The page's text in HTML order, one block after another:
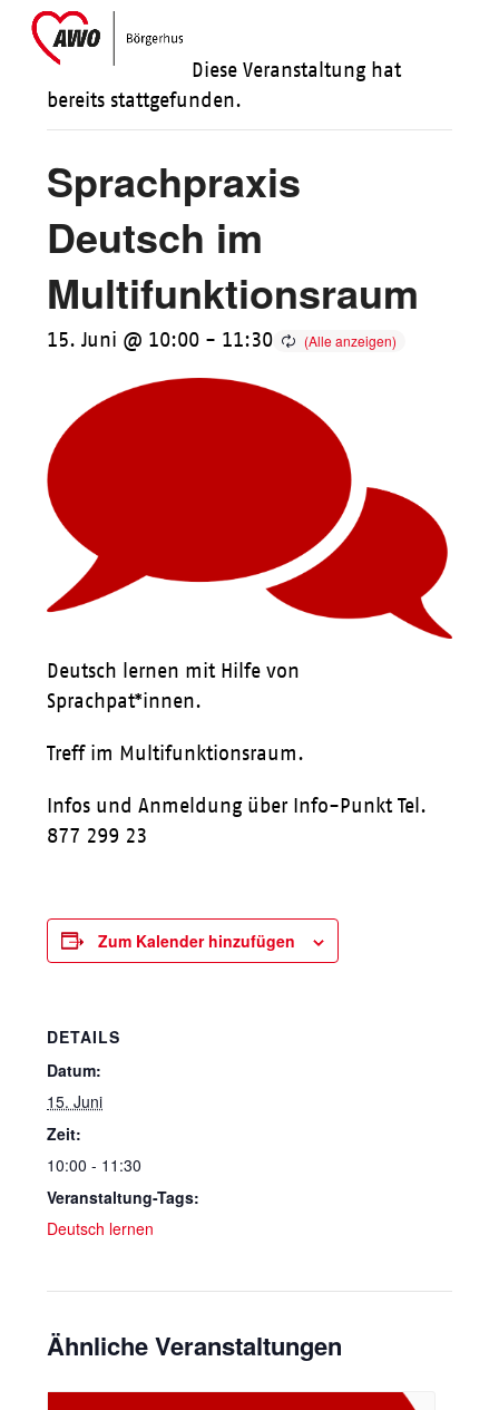
SkipOpen
mobile
Close
mobile
Diese Veranstaltung hat
bereits stattgefunden.
Sprachpraxis
Deutsch im
Multifunktionsraum
15. Juni @ 10:00 - 11:30
Deutsch lernen mit Hilfe von
Sprachpat*innen.
Treff im Multifunktionsraum.
Infos und Anmeldung über Info-Punkt Tel.
877 299 23
Zum Kalender hinzufügen
DETAILS
Datum:
15. Juni
Zeit:
10:00 - 11:30
Veranstaltung-Tags:
Deutsch lernen
Ähnliche Veranstaltungen